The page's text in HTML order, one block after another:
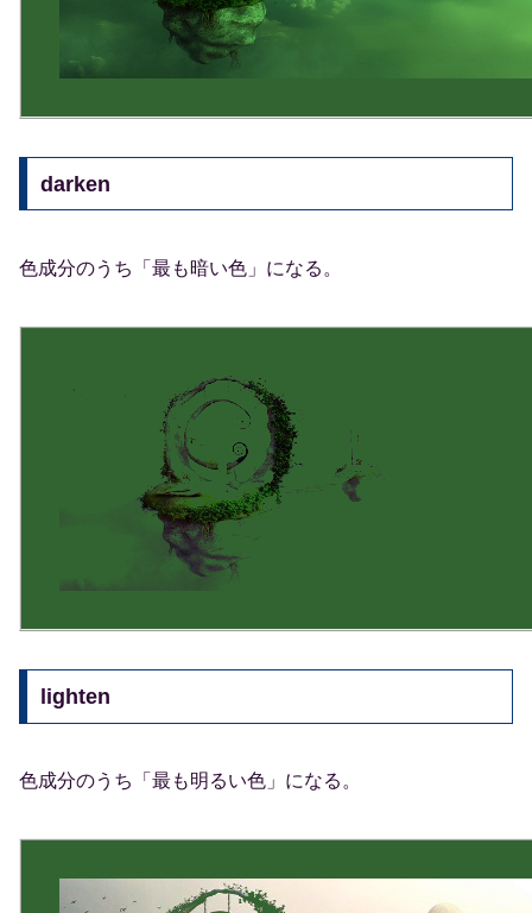
darken
色成分のうち「最も暗い色」になる。
lighten
色成分のうち「最も明るい色」になる。